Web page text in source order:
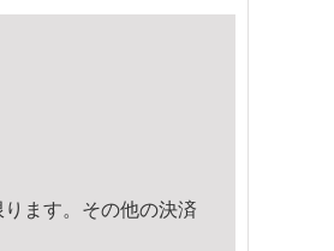
ます。その他の決済